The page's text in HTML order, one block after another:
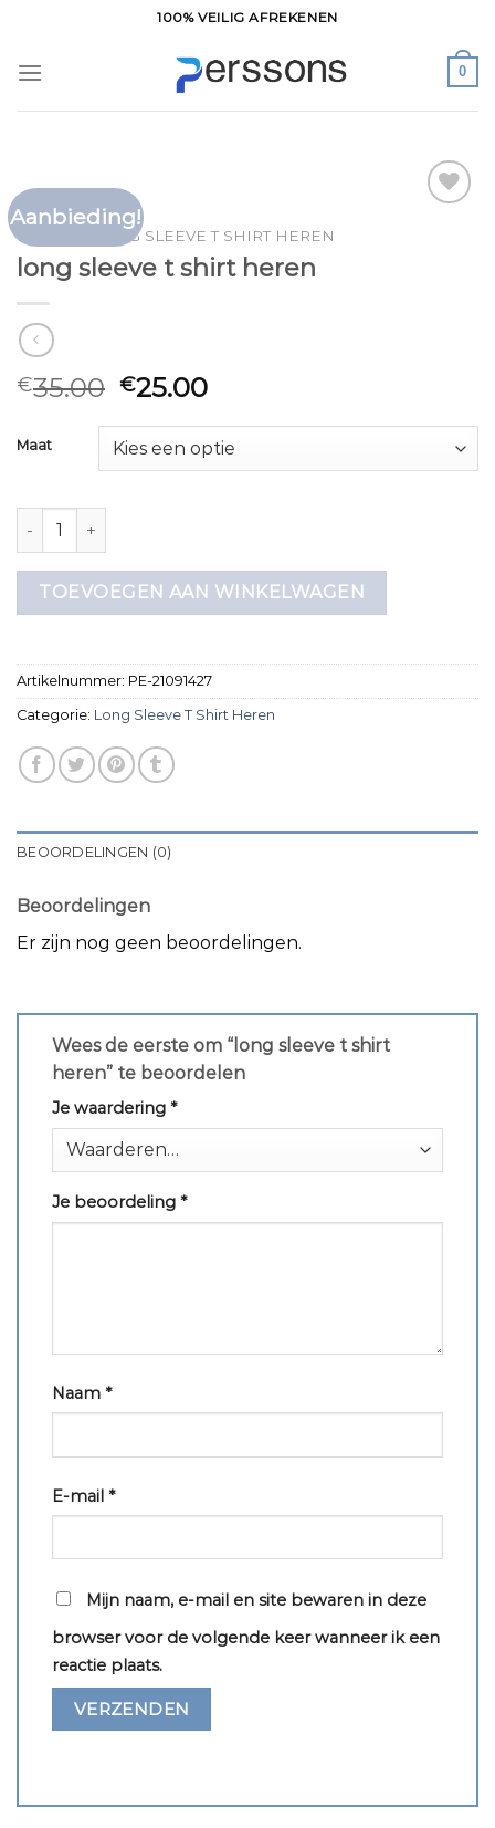
inhoud
100% VEILIG AFREKENEN
0
Aanbieding!
HOME LONG SLEEVE T SHIRT HEREN
long sleeve t shirt heren
€35.00 €25.00
Maat
long sleeve t shirt heren aantal
TOEVOEGEN AAN WINKELWAGEN
Artikelnummer: PE-21091427
Categorie: Long Sleeve T Shirt Heren
BEOORDELINGEN (0)
Beoordelingen
Er zijn nog geen beoordelingen.
Wees de eerste om “long sleeve t shirt
heren” te beoordelen
Je waardering *
Je beoordeling *
Naam *
E-mail *
Mijn naam, e-mail en site bewaren in deze
browser voor de volgende keer wanneer ik een
reactie plaats.